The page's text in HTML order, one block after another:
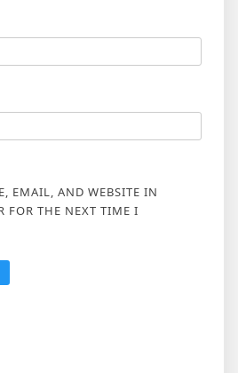
EMAIL, AND WEBSITE IN
FOR THE NEXT TIME I